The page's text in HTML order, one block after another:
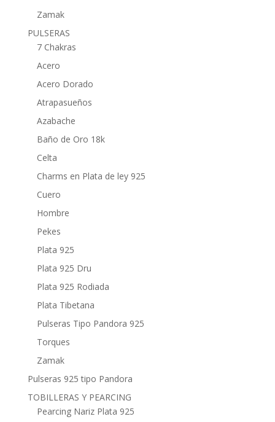
Zamak
PULSERAS
7 Chakras
Acero
Acero Dorado
Atrapasueños
Azabache
Baño de Oro 18k
Celta
Charms en Plata de ley 925
Cuero
Hombre
Pekes
Plata 925
Plata 925 Dru
Plata 925 Rodiada
Plata Tibetana
Pulseras Tipo Pandora 925
Torques
Zamak
Pulseras 925 tipo Pandora
TOBILLERAS Y PEARCING
Pearcing Nariz Plata 925